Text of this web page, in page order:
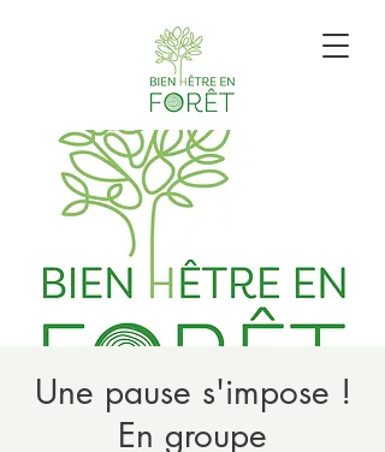
Une pause s'impose !
En groupe